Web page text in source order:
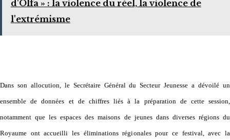
d'Olfa » : la violence du réel, la violence de
l'extrémisme
Dans son allocution, le Secrétaire Général du Secteur Jeunesse a dévoilé un
ensemble de données et de chiffres liés à la préparation de cette session,
notamment que les espaces des maisons de jeunes dans diverses régions du
Royaume ont accueilli les éliminations régionales pour ce festival, avec la